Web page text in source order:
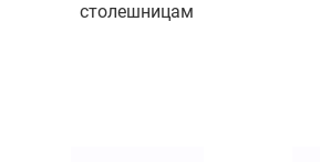
столешницам